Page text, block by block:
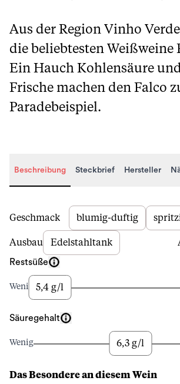
Aus der Region Vinho
die beliebtesten Weißweine
Ein Hauch Kohlensäure
Frische machen den Falco
Paradebeispiel.
Beschreibung Steckbrief Hersteller
Beschreibung
Geschmack blumig-duftig
Ausbau Edelstahltank
Restsüße
Wenig 5,4 g/l
Säuregehalt
Wenig 6,3 g/l
Das Besondere an diesem Wein